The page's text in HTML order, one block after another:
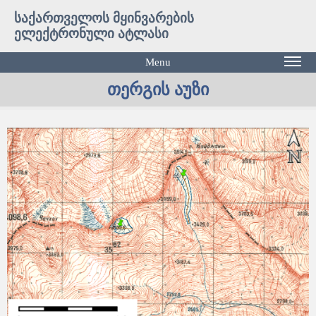
საქართველოს მყინვარების
ელექტრონული ატლასი
Menu
თერგის აუზი